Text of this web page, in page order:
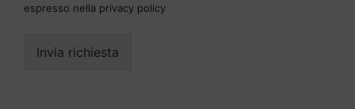
espresso nella privacy policy
Invia richiesta